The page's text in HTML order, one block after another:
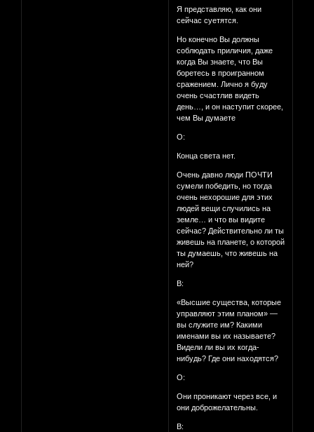
Я представляю, как они
сейчас суетятся.
Но конечно Вы должны
соблюдать приличия, даже
когда Вы знаете, что Вы
боретесь в проигранном
сражением. Лично я буду
очень счастлив видеть
день…, и он наступит скорее,
чем Вы думаете
О:
Конца света нет.
Очень давно люди ПОЧТИ
сумели победить, но тогда
очень нехорошие для этих
людей вещи случились на
земле… и что вы видите
сейчас? Действительно ли ты
живешь на планете, о которой
ты думаешь, что живешь на
ней?
В:
«Высшие существа, которые
управляют этим планом» —
вы служите им? Какими
именами вы их называете?
Видели ли вы их когда-
нибудь? Где они находятся?
О:
Они проникают через все, и
они доброжелательны.
В: